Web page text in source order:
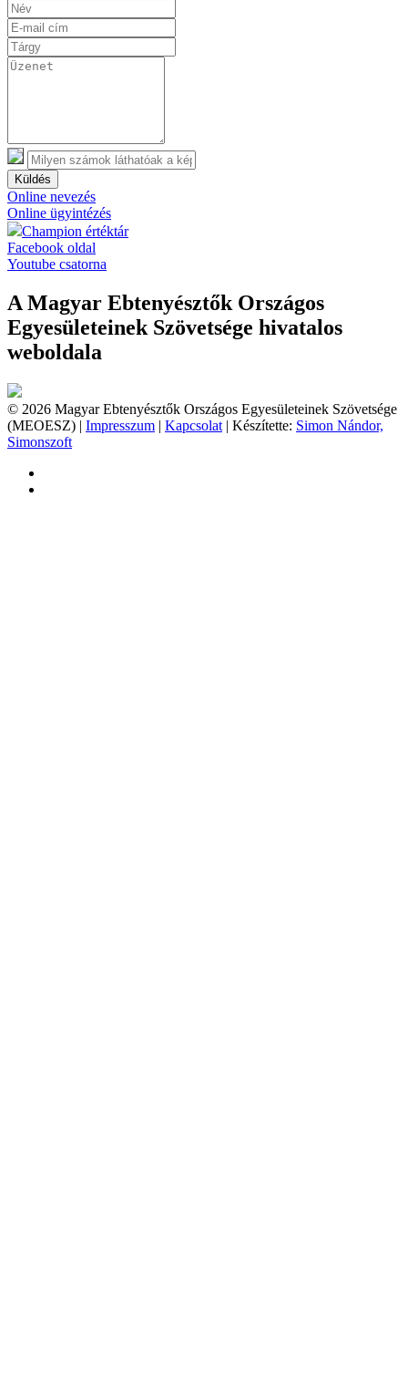
Küldés
Online nevezés
Online ügyintézés
Champion értéktár
Facebook oldal
Youtube csatorna
A Magyar Ebtenyésztők Országos
Egyesületeinek Szövetsége hivatalos
weboldala
© 2026 Magyar Ebtenyésztők Országos Egyesületeinek Szövetsége
(MEOESZ) | Impresszum | Kapcsolat | Készítette: Simon Nándor,
Simonszoft